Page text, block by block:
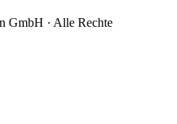
GmbH · Alle Rechte